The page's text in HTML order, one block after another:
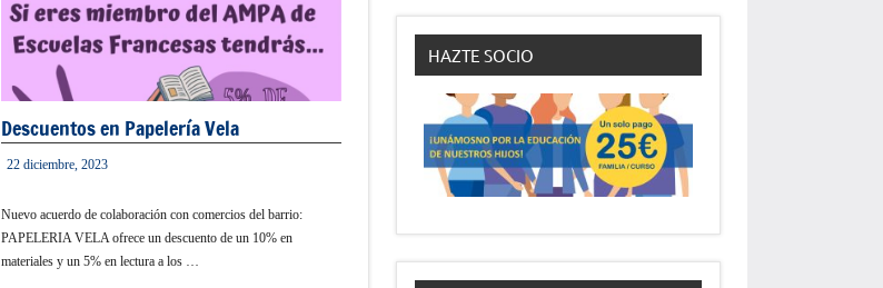
Descuentos en Papelería Vela
22 diciembre, 2023
Nuevo acuerdo de colaboración con comercios del barrio:
PAPELERIA VELA ofrece un descuento de un 10% en
materiales y un 5% en lectura a los …
HAZTE SOCIO